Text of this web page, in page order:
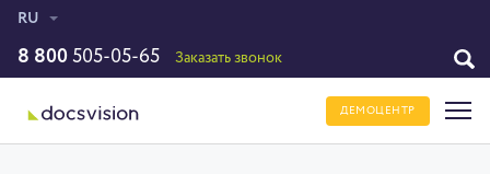
RU
8 800 505-05-65 Заказать звонок
ДЕМОЦЕНТР